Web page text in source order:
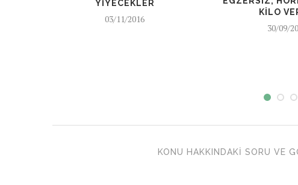
YIYECEKLER
03/11/2016
KILO
30/09/
KONU HAKKINDAKI SORU VE